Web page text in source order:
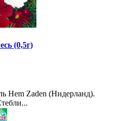
(0,5г)
Hem Zaden (Нидерланд).